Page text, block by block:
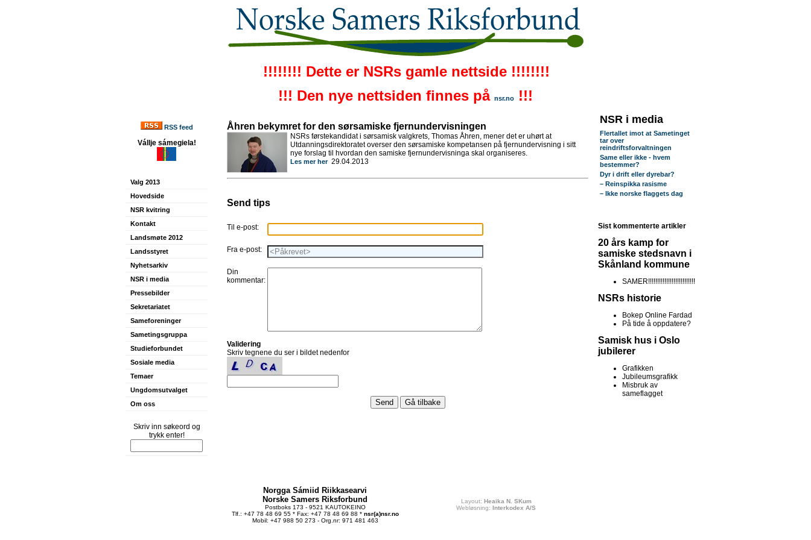
!!!!!!!! Dette er NSRs gamle nettside !!!!!!!!
!!! Den nye nettsiden finnes på nsr.no !!!
RSS feed
Vállje sámegiela!
Valg 2013
Hovedside
NSR kvitring
Kontakt
Landsmøte 2012
Landsstyret
Nyhetsarkiv
NSR i media
Pressebilder
Sekretariatet
Sameforeninger
Sametingsgruppa
Studieforbundet
Sosiale media
Temaer
Ungdomsutvalget
Om oss
Skriv inn søkeord og
trykk enter!
Åhren bekymret for den sørsamiske fjernundervisningen
NSRs førstekandidat i sørsamisk valgkrets, Thomas Åhren, mener det er uhørt at
Utdanningsdirektoratet overser den sørsamiske kompetansen på fjernundervisning i sitt
nye forslag til hvordan den samiske fjernundervisninga skal organiseres.
Les mer her29.04.2013
Send tips
Til e-post:
Fra e-post:
Din
kommentar:
Validering
Skriv tegnene du ser i bildet nedenfor
NSR i media
Flertallet imot at Sametinget
tar over
reindriftsforvaltningen
Same eller ikke - hvem
bestemmer?
Dyr i drift eller dyrebar?
– Reinspikka rasisme
– Ikke norske flaggets dag
Sist kommenterte artikler
20 års kamp for
samiske stedsnavn i
Skånland kommune
SAMER!!!!!!!!!!!!!!!!!!!!!!!!!!
NSRs historie
Bokep Online Fardad
På tide å oppdatere?
Samisk hus i Oslo
jubilerer
Grafikken
Jubileumsgrafikk
Misbruk av
sameflagget
Norgga Sámiid Riikkasearvi
Norske Samers Riksforbund
Postboks 173 - 9521 KAUTOKEINO
Tlf.: +47 78 48 69 55 * Fax: +47 78 48 69 88 * nsr(a)nsr.no
Mobil: +47 988 50 273 - Org.nr: 971 481 463
Layout: Heaika N. SKum
Webløsning: Interkodex A/S